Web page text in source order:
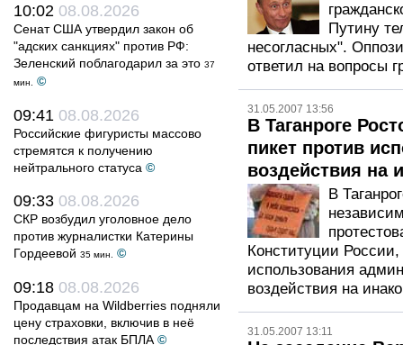
10:02 08.08.2026
Сенат США утвердил закон об
"адских санкциях" против РФ:
Зеленский поблагодарил за это 37
мин.
©
09:41 08.08.2026
Российские фигуристы массово
стремятся к получению
нейтрального статуса ©
09:33 08.08.2026
СКР возбудил уголовное дело
против журналистки Катерины
Гордеевой 35 мин. ©
09:18 08.08.2026
Продавцам на Wildberries подняли
цену страховки, включив в неё
последствия атак БПЛА ©
Путину
несогласных".
ответил на вопросы
31.05.2007 13:56
В Таганроге
пикет против
воздействия на
В
Конституции
использования
воздействия на
31.05.2007 13:11